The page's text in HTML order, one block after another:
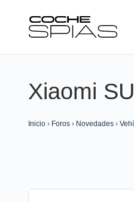
Buscar:
Xiaomi
Inicio › Foros › Novedades ›